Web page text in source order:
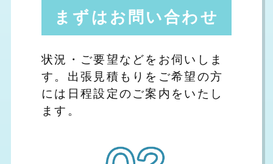
まずはお問い合わせ
状況・ご要望などをお伺いしま
す。出張見積もりをご希望の方
には日程設定のご案内をいたし
ます。